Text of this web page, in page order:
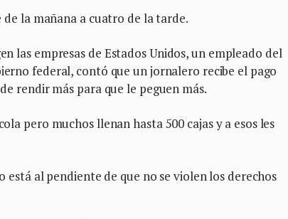
la mañana a cuatro de la tarde.
las empresas de Estados Unidos, un empleado del
federal, contó que un jornalero recibe el pago
rendir más para que le peguen más.
pero muchos llenan hasta 500 cajas y a esos les
al pendiente de que no se violen los derechos